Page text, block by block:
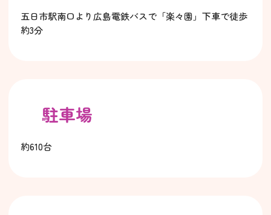
五日市駅南口より広島電鉄バスで「楽々園」下車で徒歩
約3分
駐車場
約610台